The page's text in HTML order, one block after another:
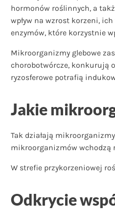
hormonów roślinnych, a
wpływ na wzrost korzeni,
enzymów, które korzystnie
Mikroorganizmy glebowe
chorobotwórcze, konkurują
ryzosferowe potrafią
Jakie
Tak działają
mikroorganizmów wchodzą
W strefie przykorzeniowej
Odkrycie